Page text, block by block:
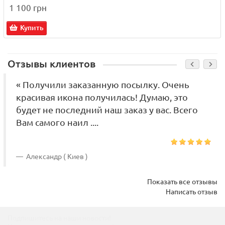
1 100 грн
Купить
Отзывы клиентов
« Получили заказанную посылку. Очень
красивая икона получилась! Думаю, это
будет не последний наш заказ у вас. Всего
Вам самого наил ....
Александр ( Киев )
Показать все отзывы
Написать отзыв